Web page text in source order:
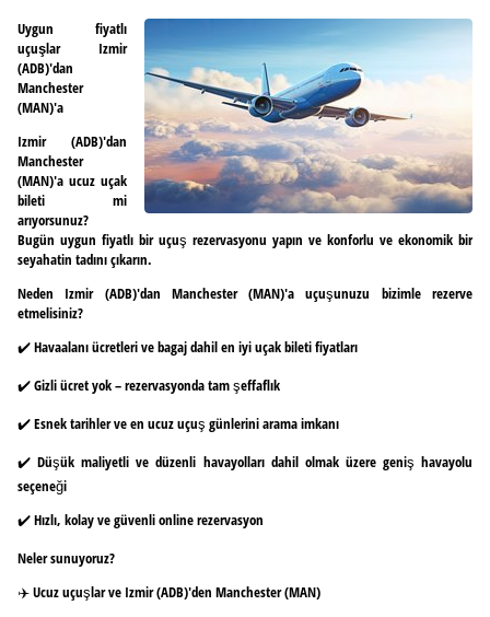
Uygun fiyatlı
uçuşlar Izmir
(ADB)'dan
Manchester
(MAN)'a
Izmir (ADB)'dan
Manchester
(MAN)'a ucuz uçak
bileti mi
arıyorsunuz?
Bugün uygun fiyatlı bir uçuş rezervasyonu yapın ve konforlu ve ekonomik bir
seyahatin tadını çıkarın.
Neden Izmir (ADB)'dan Manchester (MAN)'a uçuşunuzu bizimle rezerve
etmelisiniz?
✔️ Havaalanı ücretleri ve bagaj dahil en iyi uçak bileti fiyatları
✔️ Gizli ücret yok – rezervasyonda tam şeffaflık
✔️ Esnek tarihler ve en ucuz uçuş günlerini arama imkanı
✔️ Düşük maliyetli ve düzenli havayolları dahil olmak üzere geniş havayolu
seçeneği
✔️ Hızlı, kolay ve güvenli online rezervasyon
Neler sunuyoruz?
✈️ Ucuz uçuşlar ve Izmir (ADB)'den Manchester (MAN)